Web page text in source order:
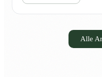
Alle